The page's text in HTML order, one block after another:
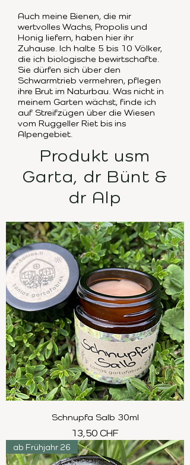
Auch meine Bienen, die mir
wertvolles Wachs, Propolis und
Honig liefern, haben hier ihr
Zuhause. Ich halte 5 bis 10 Völker,
die ich biologische bewirtschafte.
Sie dürfen sich über den
Schwarmtrieb vermehren, pflegen
ihre Brut im Naturbau. Was nicht in
meinem Garten wächst, finde ich
auf Streifzügen über die Wiesen
vom Ruggeller Riet bis ins
Alpengebiet.
Produkt usm
Garta, dr Bünt &
dr Alp
Schnupfa Salb 30ml
Preis
13,50 CHF
ab Frühjahr 26